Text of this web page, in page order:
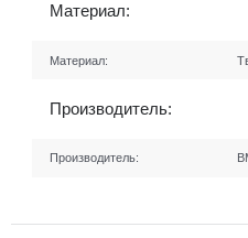
Материал:
Материал:
Производитель:
Производитель: